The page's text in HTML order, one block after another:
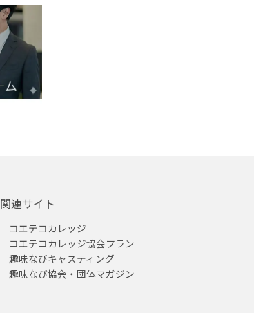
関連サイト
コエテコカレッジ
コエテコカレッジ協会プラン
趣味なびキャスティング
趣味なび協会・団体マガジン